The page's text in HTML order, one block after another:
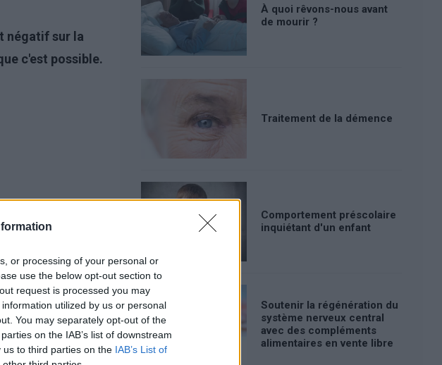
or processing of your personal or
use the below opt-out section to
request is processed you may
utilized by us or personal
You may separately opt-out of the
on the IAB’s list of downstream
to third parties on the IAB’s List of
négatif sur la
c'est possible.
échantillon de
un lien entre
en matière
Psychology
À quoi rêvons-nous avant
de mourir ?
Traitement de la démence
Comportement préscolaire
inquiétant d'un enfant
Soutenir la régénération du
système nerveux central
avec des compléments
alimentaires en vente libre